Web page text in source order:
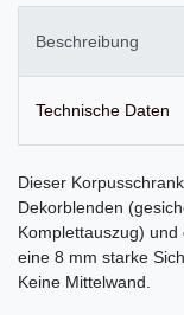
Beschreibung
Technische Daten
Dieser
Dekorblenden
Komplettauszug)
eine 8 mm starke
Keine Mittelwand.